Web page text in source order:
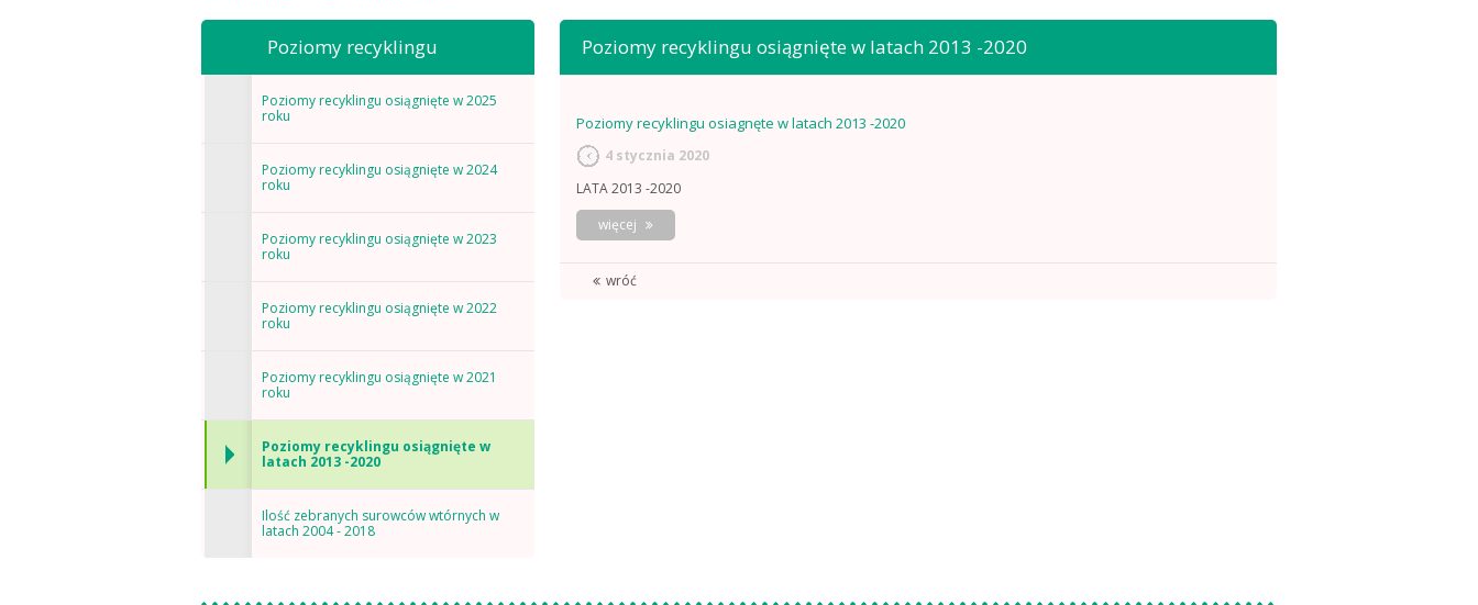
Poziomy recyklingu
Poziomy recyklingu osiągnięte w 2025
roku
Poziomy recyklingu osiągnięte w 2024
roku
Poziomy recyklingu osiągnięte w 2023
roku
Poziomy recyklingu osiągnięte w 2022
roku
Poziomy recyklingu osiągnięte w 2021
roku
Poziomy recyklingu osiągnięte w
latach 2013 -2020
Ilość zebranych surowców wtórnych w
latach 2004 - 2018
Poziomy recyklingu osiągnięte w latach 2013 -2020
Poziomy recyklingu osiagnęte w latach 2013 -2020
4 stycznia 2020
LATA 2013 -2020
więcej o
poziomy
recyklingu
wróć